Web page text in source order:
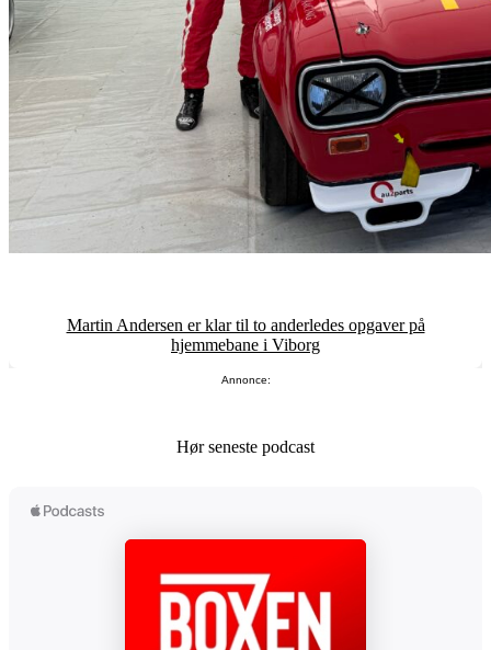
Martin Andersen er klar til to anderledes opgaver på
hjemmebane i Viborg
Annonce:
Hør seneste podcast